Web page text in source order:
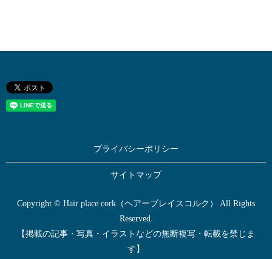
プライバシーポリシー
サイトマップ
Copyright © Hair place cork（ヘアープレイスコルク） All Rights
Reserved.
【掲載の記事・写真・イラストなどの無断複写・転載を禁じま
す】